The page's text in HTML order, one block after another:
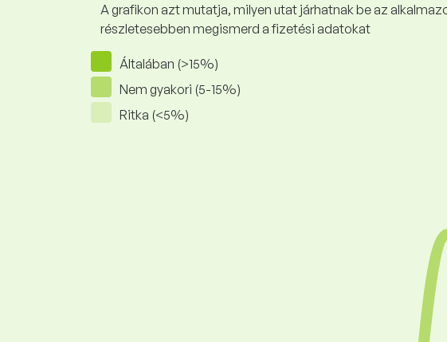
A grafikon azt mutatja, milyen utat járhatnak be az
részletesebben megismerd a fizetési adatokat
Általában (>15%)
Nem gyakori (5-15%)
Ritka (<5%)